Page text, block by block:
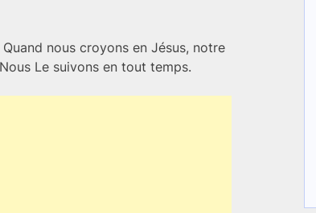
nous croyons en Jésus, notre
Le suivons en tout temps.